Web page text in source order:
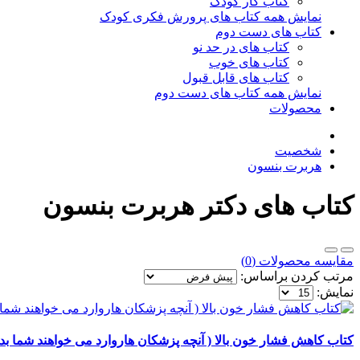
نمایش همه کتاب های پرورش فکری کودک
کتاب های دست دوم
کتاب های در حد نو
کتاب های خوب
کتاب های قابل قبول
نمایش همه کتاب های دست دوم
محصولات
شخصیت
هربرت بنسون
کتاب های دکتر هربرت بنسون
مقایسه محصولات (0)
مرتب کردن براساس:
نمایش:
کتاب کاهش فشار خون بالا ( آنچه پزشکان هاروارد می خواهند شما